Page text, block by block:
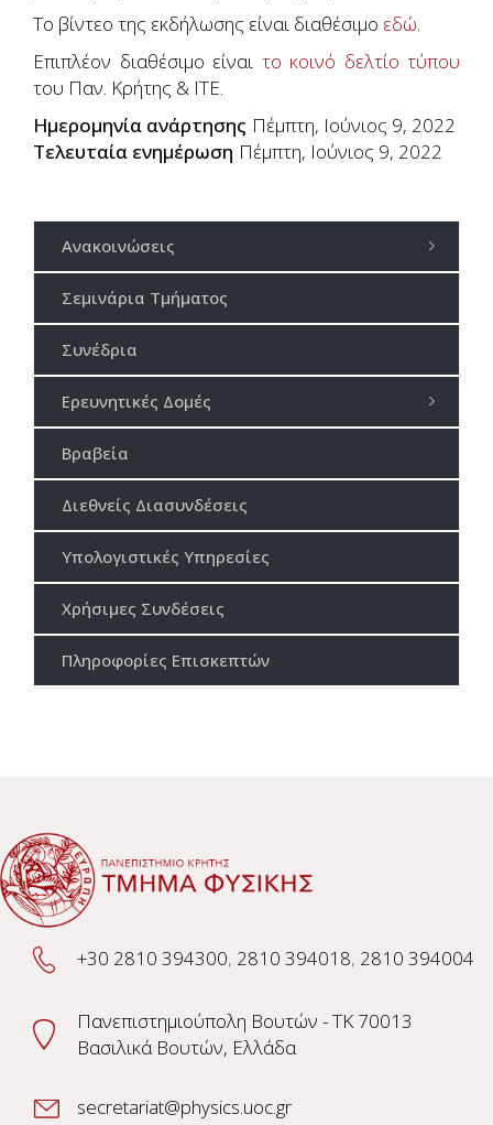
Το βίντεο της εκδήλωσης είναι διαθέσιμο εδώ.
Επιπλέον διαθέσιμο είναι το κοινό δελτίο τύπου
του Παν. Κρήτης & ΙΤΕ.
Ημερομηνία ανάρτησης Πέμπτη, Ιούνιος 9, 2022
Τελευταία ενημέρωση Πέμπτη, Ιούνιος 9, 2022
Ανακοινώσεις
Σεμινάρια Τμήματος
Συνέδρια
Ερευνητικές Δομές
Βραβεία
Διεθνείς Διασυνδέσεις
Υπολογιστικές Υπηρεσίες
Χρήσιμες Συνδέσεις
Πληροφορίες Επισκεπτών
+30 2810 394300, 2810 394018, 2810 394004
Πανεπιστημιούπολη Βουτών - TK 70013
Βασιλικά Βουτών, Ελλάδα
secretariat@physics.uoc.gr